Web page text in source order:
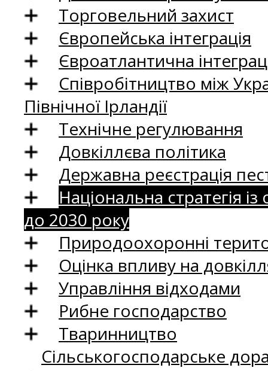
Торговельний захист
Європейська інтеграція
Євроатлантична
Співробітництво між
Північної Ірландії
Технічне регулювання
Довкіллєва політика
Державна реєстрація
Національна стратегія
до 2030 року
Природоохоронні
Оцінка впливу на
Управління відходами
Рибне господарство
Тваринництво
Сільськогосподарське